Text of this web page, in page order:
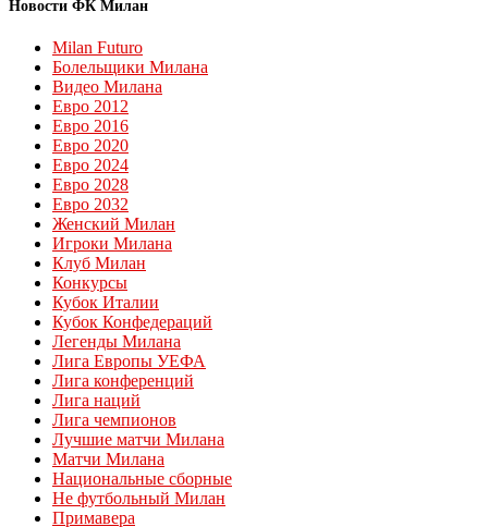
Новости ФК Милан
Milan Futuro
Болельщики Милана
Видео Милана
Евро 2012
Евро 2016
Евро 2020
Евро 2024
Евро 2028
Евро 2032
Женский Милан
Игроки Милана
Клуб Милан
Конкурсы
Кубок Италии
Кубок Конфедераций
Легенды Милана
Лига Европы УЕФА
Лига конференций
Лига наций
Лига чемпионов
Лучшие матчи Милана
Матчи Милана
Национальные сборные
Не футбольный Милан
Примавера